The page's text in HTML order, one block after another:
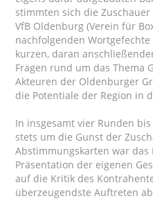
stimmten sich die
VfB Oldenburg (Verein für
nachfolgenden
kurzen, daran
Fragen rund um das Thema
Akteuren der Oldenburger
die Potentiale der Region in
In insgesamt vier Runden
stets um die Gunst der
Abstimmungskarten war
Präsentation der eigenen
auf die Kritik des
überzeugendste Auftreten